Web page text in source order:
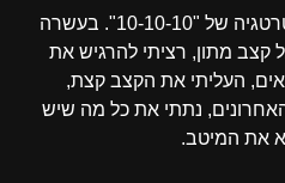
במהלך המרתון, אימצתי אסטרטגיה של "10-10-10". בעשרה
קצב מתון, רציתי להרגיש את
העליתי את הקצב קצת,
נתתי את כל מה שיש
את המיטב.